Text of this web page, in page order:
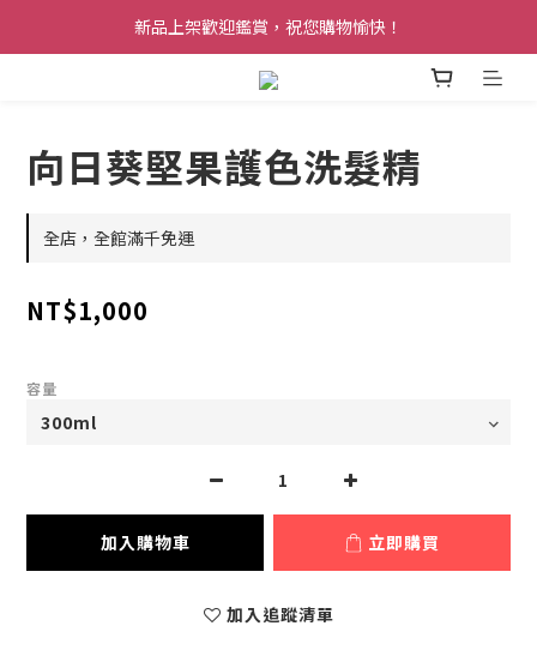
新品上架歡迎鑑賞，祝您購物愉快！
向日葵堅果護色洗髮精
全店，全館滿千免運
NT$1,000
容量
加入購物車 立即購買
加入追蹤清單